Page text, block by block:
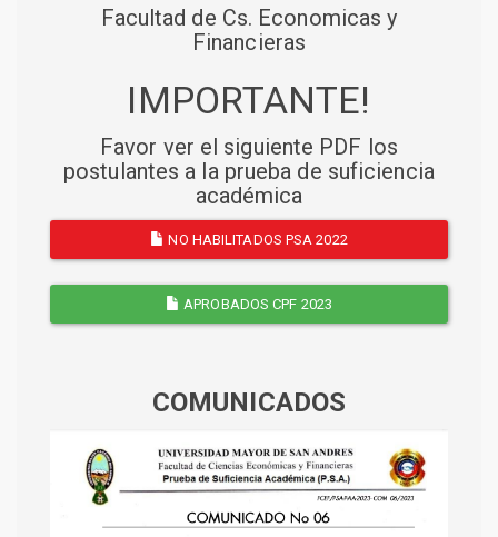
Facultad de Cs. Economicas y
Financieras
IMPORTANTE!
Favor ver el siguiente PDF los
postulantes a la prueba de suficiencia
académica
NO HABILITADOS PSA 2022
APROBADOS CPF 2023
COMUNICADOS